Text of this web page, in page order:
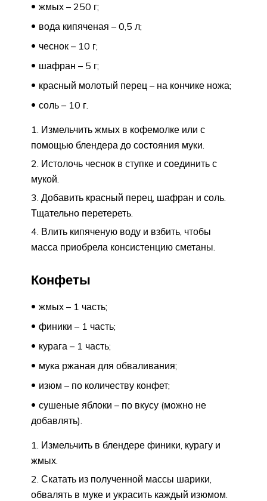
жмых – 250 г;
вода кипяченая – 0,5 л;
чеснок – 10 г;
шафран – 5 г;
красный молотый перец – на кончике ножа;
соль – 10 г.
Измельчить жмых в кофемолке или с
помощью блендера до состояния муки.
Истолочь чеснок в ступке и соединить с
мукой.
Добавить красный перец, шафран и соль.
Тщательно перетереть.
Влить кипяченую воду и взбить, чтобы
масса приобрела консистенцию сметаны.
Конфеты
жмых – 1 часть;
финики – 1 часть;
курага – 1 часть;
мука ржаная для обваливания;
изюм – по количеству конфет;
сушеные яблоки – по вкусу (можно не
добавлять).
Измельчить в блендере финики, курагу и
жмых.
Скатать из полученной массы шарики,
обвалять в муке и украсить каждый изюмом.